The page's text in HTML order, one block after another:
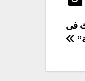
فى